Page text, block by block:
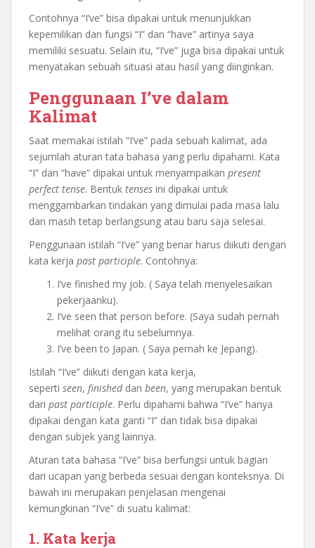
Contohnya “I’ve” bisa dipakai untuk menunjukkan
kepemilikan dan fungsi “I” dan “have” artinya saya
memiliki sesuatu. Selain itu, “I’ve” juga bisa dipakai untuk
menyatakan sebuah situasi atau hasil yang diinginkan.
Penggunaan I’ve dalam
Kalimat
Saat memakai istilah “I’ve” pada sebuah kalimat, ada
sejumlah aturan tata bahasa yang perlu dipahami. Kata
“I” dan “have” dipakai untuk menyampaikan present
perfect tense. Bentuk tenses ini dipakai untuk
menggambarkan tindakan yang dimulai pada masa lalu
dan masih tetap berlangsung atau baru saja selesai.
Penggunaan istilah “I’ve” yang benar harus diikuti dengan
kata kerja past participle. Contohnya:
I’ve finished my job. ( Saya telah menyelesaikan
pekerjaanku).
I’ve seen that person before. (Saya sudah pernah
melihat orang itu sebelumnya.
I’ve been to Japan. ( Saya pernah ke Jepang).
Istilah “I’ve” diikuti dengan kata kerja,
seperti seen, finisheddan been, yang merupakan bentuk
dari past participle. Perlu dipahami bahwa “I’ve” hanya
dipakai dengan kata ganti “I” dan tidak bisa dipakai
dengan subjek yang lainnya.
Aturan tata bahasa “I’ve” bisa berfungsi untuk bagian
dari ucapan yang berbeda sesuai dengan konteksnya. Di
bawah ini merupakan penjelasan mengenai
kemungkinan “I’ve” di suatu kalimat:
1. Kata kerja